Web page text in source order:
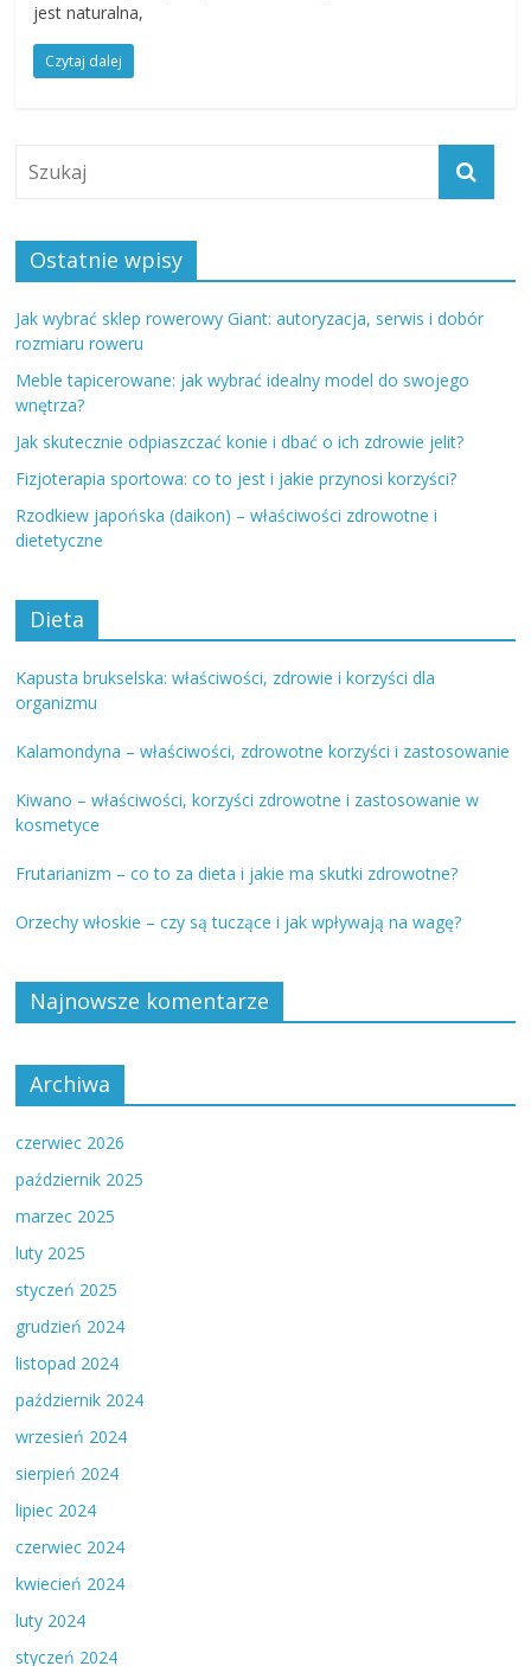
jest naturalna,
Czytaj dalej
Ostatnie wpisy
Jak wybrać sklep rowerowy Giant: autoryzacja, serwis i dobór
rozmiaru roweru
Meble tapicerowane: jak wybrać idealny model do swojego
wnętrza?
Jak skutecznie odpiaszczać konie i dbać o ich zdrowie jelit?
Fizjoterapia sportowa: co to jest i jakie przynosi korzyści?
Rzodkiew japońska (daikon) – właściwości zdrowotne i
dietetyczne
Dieta
Kapusta brukselska: właściwości, zdrowie i korzyści dla
organizmu
Kalamondyna – właściwości, zdrowotne korzyści i zastosowanie
Kiwano – właściwości, korzyści zdrowotne i zastosowanie w
kosmetyce
Frutarianizm – co to za dieta i jakie ma skutki zdrowotne?
Orzechy włoskie – czy są tuczące i jak wpływają na wagę?
Najnowsze komentarze
Archiwa
czerwiec 2026
październik 2025
marzec 2025
luty 2025
styczeń 2025
grudzień 2024
listopad 2024
październik 2024
wrzesień 2024
sierpień 2024
lipiec 2024
czerwiec 2024
kwiecień 2024
luty 2024
styczeń 2024